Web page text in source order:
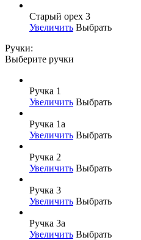
Старый орех 3
Увеличить Выбрать
Ручки:
Выберите ручки
Ручка 1
Увеличить Выбрать
Ручка 1а
Увеличить Выбрать
Ручка 2
Увеличить Выбрать
Ручка 3
Увеличить Выбрать
Ручка 3а
Увеличить Выбрать